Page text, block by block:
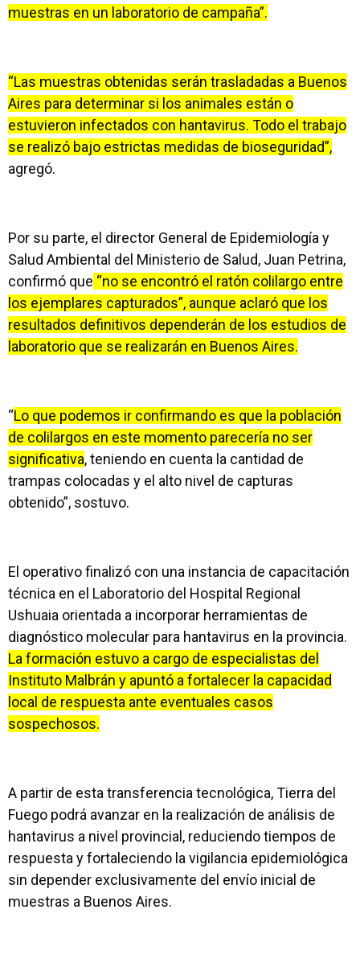
muestras en un laboratorio de campaña”.
“Las muestras obtenidas serán trasladadas a Buenos
Aires para determinar si los animales están o
estuvieron infectados con hantavirus. Todo el trabajo
se realizó bajo estrictas medidas de bioseguridad”,
agregó.
Por su parte, el director General de Epidemiología y
Salud Ambiental del Ministerio de Salud, Juan Petrina,
confirmó que “no se encontró el ratón colilargo entre
los ejemplares capturados”, aunque aclaró que los
resultados definitivos dependerán de los estudios de
laboratorio que se realizarán en Buenos Aires.
“Lo que podemos ir confirmando es que la población
de colilargos en este momento parecería no ser
significativa, teniendo en cuenta la cantidad de
trampas colocadas y el alto nivel de capturas
obtenido”, sostuvo.
El operativo finalizó con una instancia de capacitación
técnica en el Laboratorio del Hospital Regional
Ushuaia orientada a incorporar herramientas de
diagnóstico molecular para hantavirus en la provincia.
La formación estuvo a cargo de especialistas del
Instituto Malbrán y apuntó a fortalecer la capacidad
local de respuesta ante eventuales casos
sospechosos.
A partir de esta transferencia tecnológica, Tierra del
Fuego podrá avanzar en la realización de análisis de
hantavirus a nivel provincial, reduciendo tiempos de
respuesta y fortaleciendo la vigilancia epidemiológica
sin depender exclusivamente del envío inicial de
muestras a Buenos Aires.